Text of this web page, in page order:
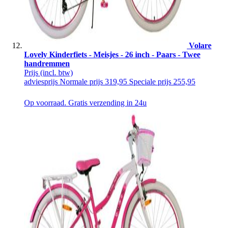
Volare
Lovely Kinderfiets - Meisjes - 26 inch - Paars - Twee
handremmen
Prijs (incl. btw)
adviesprijs Normale prijs 319,95 Speciale prijs 255,95
Op voorraad. Gratis verzending in 24u